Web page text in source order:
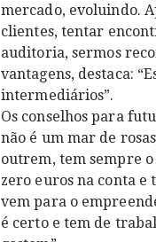
mercado, evoluindo.
clientes, tentar
auditoria, sermos
vantagens, destaca:
intermediários”.
Os conselhos para
não é um mar de
outrem, tem sempre
zero euros na conta e
vem para o
é certo e tem de